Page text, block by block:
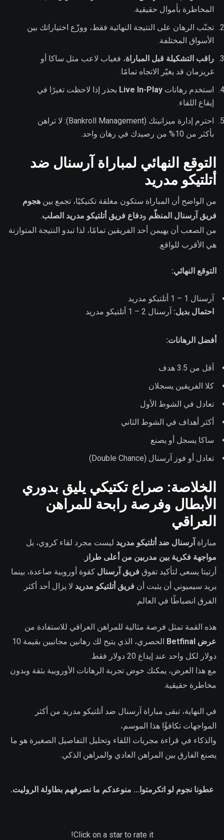
المخاطرة بأموال حقيقية.
تجنّب الرهان على النتيجة النهائية فقط، ووزّع اختياراتك بين
الأسواق المختلفة.
راقب التشكيلة قبل المباراة، فغياب لاعب مثل ساكا أو
غريزمان قد يغيّر الاتجاه تمامًا.
استخدم رهانات Live In-Play بحذر إذا لاحظت تغيرًا في
إيقاع اللقاء.
احترم إدارة ميزانيتك (Bankroll Management): لا تراهن
بأكثر من 10% من رصيدك في رهان واحد.
التوقع النهائي لمباراة آرسنال ضد
أتلتيكو مدريد
من الواضح أن المباراة ستكون مغلقة تكتيكيًا، تجمع بين هجوم
فريق آرسنال المنظّم ودفاع فريق أتلتيكو مدريد الصلب.
من الصعب أن يهيمن أحد الفريقين تمامًا، لذا تبدو النتيجة المتوازنة
هي الأقرب للواقع.
التوقع النهائي:
آرسنال 1 – 1 أتلتيكو مدريد
احتمال بديل: آرسنال 2 – 1 أتلتيكو مدريد
أفضل الرهانات:
أقل من 3.5 هدف
كلا الفريقين يسجلان
تعادل في الشوط الأول
أكثر أهداف في الشوط الثاني
ساكا يسجل أو يصنع
تعادل أو فوز آرسنال (Double Chance)
الخلاصة: صراع تكتيكي يليق بدوري
الأبطال وفرصة رابحة للمراهن
العراقي
مباراة آرسنال ضد أتلتيكو مدريد ليست مجرد لقاء كروي، بل
مواجهة فكرية بين مدربين من أعلى طراز .
أرتيتا يسعى لتأكيد تفوق فريق آرسنال كقوة أوروبية صاعدة، بينما
يريد سيميوني أن يثبت أن فريق أتلتيكو مدريد لا يزال أحد أكثر
الفرق انضباطًا في العالم.
هذه القمة تمثل فرصة مثالية للمراهن العراقي للاستفادة من
عرض Betfinal
الحصري، الذي يتيح لك رهانين مجانيين بقيمة 10
دولار لكل واحد عند إيداع 20 دولار فقط.
مع هذا العرض، يمكنك خوض تجربة الرهانات الأوروبية بثقة وبدون
مخاطرة حقيقية.
في النهاية، تبقى مباراة آرسنال ضد أتلتيكو مدريد من أكثر
المواجهات تكافؤًا هذا الموسم،
والذكاء في قراءة مجريات اللقاء وتحليل التفاصيل الصغيرة هو ما
يصنع الفارق بين المراهن العادي والمراهن الذكي.
عطونا نجوم لو اتكرمتوا... منوعدكم ما نصرفهم بطاولة الروليت.
Click on a star to rate it!